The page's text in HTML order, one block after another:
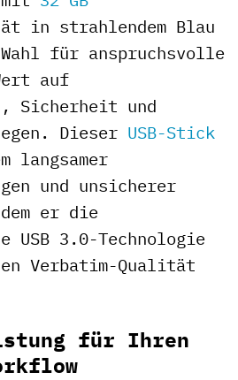
in strahlendem Blau
für anspruchsvolle
auf
Sicherheit und
Dieser USB-Stick
langsamer
und unsicherer
er die
3.0-Technologie
Verbatim-Qualität
für Ihren